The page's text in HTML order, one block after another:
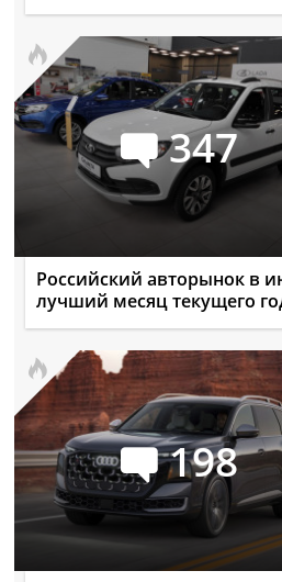
347
Российский авторынок в
лучший месяц текущего
198